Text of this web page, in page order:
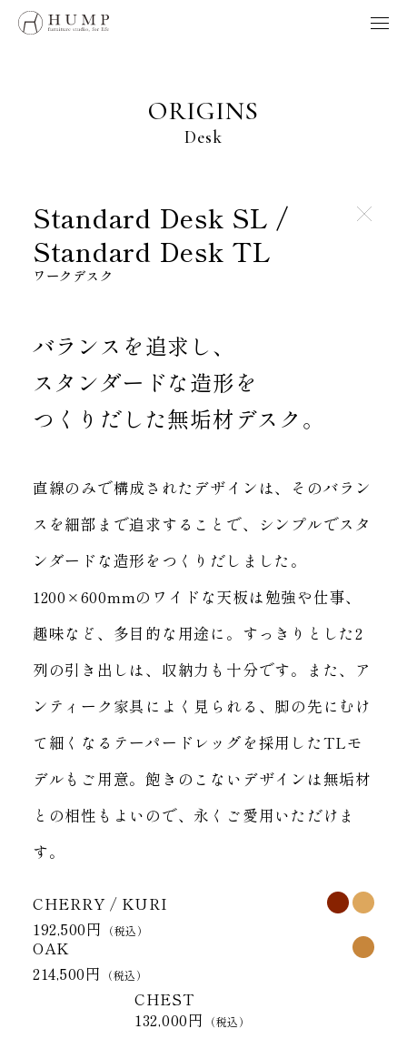
製品、採用、HUMPに関するお問い合わせはこちらへ
Follow us
ORIGINS
Desk
Standard Desk SL /
Standard Desk TL
ワークデスク
バランスを追求し、
スタンダードな造形を
つくりだした無垢材デスク。
直線のみで構成されたデザインは、そのバラン
スを細部まで追求することで、
シンプルでスタ
ンダードな造形をつくりだしました。
1200×600mmのワイドな天板は勉強や仕事、
趣味など、多目的な用途に。 すっきりとした2
列の引き出しは、収納力も十分です。
また、ア
ンティーク家具によく見られる、 脚の先にむけ
て細くなるテーパードレッグを採用したTLモ
デルもご用意。飽きのこないデザインは無垢材
との相性もよいので、永くご愛用いただけま
す。
CHERRY
KURI
192,500円
（税込）
OAK
214,500円
（税込）
CHEST
132,000円
（税込）